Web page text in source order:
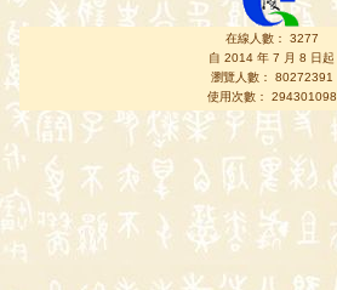
在線人數： 3277
自 2014 年 7 月 8 日起
瀏覽人數： 80272391
使用次數： 294301098